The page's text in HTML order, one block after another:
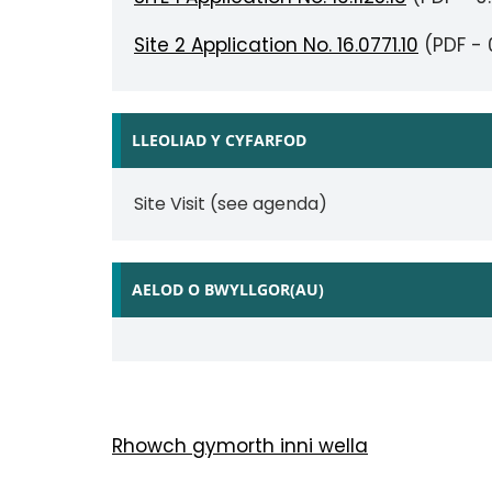
Site 2 Application No. 16.0771.10 (PDF -
LLEOLIAD Y CYFARFOD
Site Visit (see agenda)
AELOD O BWYLLGOR(AU)
Rhowch gymorth inni wella